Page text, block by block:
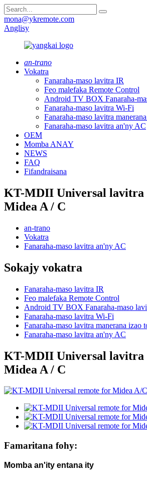
mona@ykremote.com
Anglisy
an-trano
Vokatra
Fanaraha-maso lavitra IR
Feo malefaka Remote Control
Android TV BOX Fanaraha-
Fanaraha-maso lavitra Wi-Fi
Fanaraha-maso lavitra
Fanaraha-maso lavitra an'ny AC
OEM
Momba ANAY
NEWS
FAQ
Fifandraisana
KT-MDII Universal lavitra
Midea A / C
an-trano
Vokatra
Fanaraha-maso lavitra an'ny AC
Sokajy vokatra
Fanaraha-maso lavitra IR
Feo malefaka Remote Control
Android TV BOX Fanaraha-maso
Fanaraha-maso lavitra Wi-Fi
Fanaraha-maso lavitra manerana izao
Fanaraha-maso lavitra an'ny AC
KT-MDII Universal lavitra
Midea A / C
Famaritana fohy:
Momba an'ity entana ity